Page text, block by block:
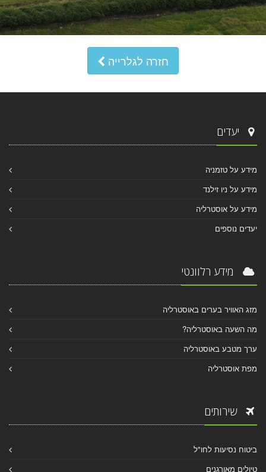
חזרה לגלרייה
יעדים
מידע על טזמניה
מידע על ניו זילנד
מידע על אוסטרליה
יעדים נוספים
מידע רלוונטי
מזג האוויר בערים באוסטרליה
מה השעה באוסטרליה?
ערך מטבע באוסטרליה
מפת אוסטרליה
שירותים
ביטוח נסיעות לחו"ל
טיולים מאורגנים